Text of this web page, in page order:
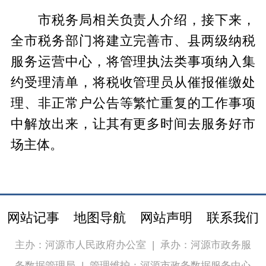
市税务局相关负责人介绍，接下来，
全市税务部门将建立完善市、县两级纳税
服务运营中心，将管理执法类事项纳入集
约受理清单，将税收管理员从催报催缴处
理、非正常户公告等繁忙重复的工作事项
中解放出来，让其有更多时间去服务好市
场主体。
网站记事 地图导航 网站声明 联系我们
主办：河源市人民政府办公室 | 承办：河源市政务服